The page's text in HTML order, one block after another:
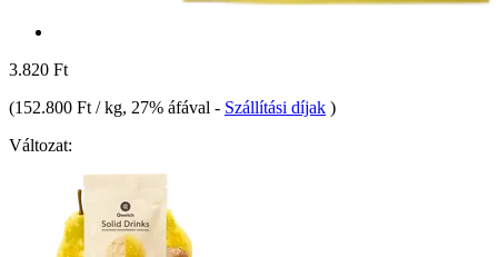
3.820 Ft
(152.800 Ft / kg, 27% áfával - Szállítási díjak )
Változat: